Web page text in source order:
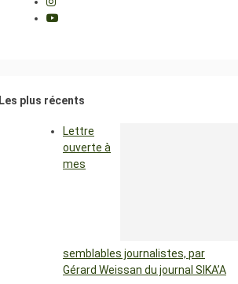
Les plus récents
Lettre
ouverte à
mes
semblables journalistes, par
Gérard Weissan du journal SIKA’A